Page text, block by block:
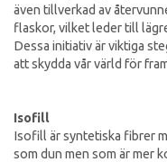
även tillverkad av
flaskor, vilket leder till
Dessa initiativ är viktiga
att skydda vår värld för
Isofill
Isofill är syntetiska fibrer
som dun men som är mer